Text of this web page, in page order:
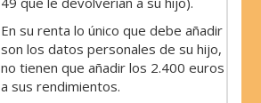
En su renta lo único que debe añadir
son los datos personales de su hijo,
no tienen que añadir los 2.400 euros
a sus rendimientos.